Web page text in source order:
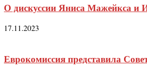
О дискуссии Яниса Мажейкса
17.11.2023
Еврокомиссия представила